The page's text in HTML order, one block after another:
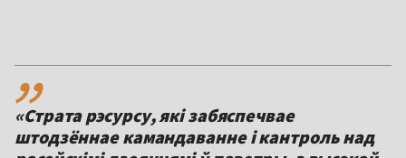
,,
«Страта рэсурсу, які забяспечвае
штодзённае камандаванне і кантроль над